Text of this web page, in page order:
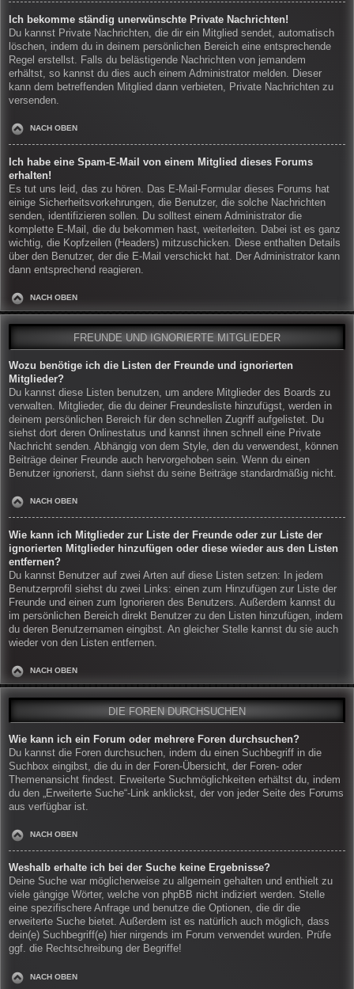
Ich bekomme ständig unerwünschte Private Nachrichten!
Du kannst Private Nachrichten, die dir ein Mitglied sendet, automatisch
löschen, indem du in deinem persönlichen Bereich eine entsprechende
Regel erstellst. Falls du belästigende Nachrichten von jemandem
erhältst, so kannst du dies auch einem Administrator melden. Dieser
kann dem betreffenden Mitglied dann verbieten, Private Nachrichten zu
versenden.
NACH OBEN
Ich habe eine Spam-E-Mail von einem Mitglied dieses Forums
erhalten!
Es tut uns leid, das zu hören. Das E-Mail-Formular dieses Forums hat
einige Sicherheitsvorkehrungen, die Benutzer, die solche Nachrichten
senden, identifizieren sollen. Du solltest einem Administrator die
komplette E-Mail, die du bekommen hast, weiterleiten. Dabei ist es ganz
wichtig, die Kopfzeilen (Headers) mitzuschicken. Diese enthalten Details
über den Benutzer, der die E-Mail verschickt hat. Der Administrator kann
dann entsprechend reagieren.
NACH OBEN
FREUNDE UND IGNORIERTE MITGLIEDER
Wozu benötige ich die Listen der Freunde und ignorierten
Mitglieder?
Du kannst diese Listen benutzen, um andere Mitglieder des Boards zu
verwalten. Mitglieder, die du deiner Freundesliste hinzufügst, werden in
deinem persönlichen Bereich für den schnellen Zugriff aufgelistet. Du
siehst dort deren Onlinestatus und kannst ihnen schnell eine Private
Nachricht senden. Abhängig von dem Style, den du verwendest, können
Beiträge deiner Freunde auch hervorgehoben sein. Wenn du einen
Benutzer ignorierst, dann siehst du seine Beiträge standardmäßig nicht.
NACH OBEN
Wie kann ich Mitglieder zur Liste der Freunde oder zur Liste der
ignorierten Mitglieder hinzufügen oder diese wieder aus den Listen
entfernen?
Du kannst Benutzer auf zwei Arten auf diese Listen setzen: In jedem
Benutzerprofil siehst du zwei Links: einen zum Hinzufügen zur Liste der
Freunde und einen zum Ignorieren des Benutzers. Außerdem kannst du
im persönlichen Bereich direkt Benutzer zu den Listen hinzufügen, indem
du deren Benutzernamen eingibst. An gleicher Stelle kannst du sie auch
wieder von den Listen entfernen.
NACH OBEN
DIE FOREN DURCHSUCHEN
Wie kann ich ein Forum oder mehrere Foren durchsuchen?
Du kannst die Foren durchsuchen, indem du einen Suchbegriff in die
Suchbox eingibst, die du in der Foren-Übersicht, der Foren- oder
Themenansicht findest. Erweiterte Suchmöglichkeiten erhältst du, indem
du den „Erweiterte Suche“-Link anklickst, der von jeder Seite des Forums
aus verfügbar ist.
NACH OBEN
Weshalb erhalte ich bei der Suche keine Ergebnisse?
Deine Suche war möglicherweise zu allgemein gehalten und enthielt zu
viele gängige Wörter, welche von phpBB nicht indiziert werden. Stelle
eine spezifischere Anfrage und benutze die Optionen, die dir die
erweiterte Suche bietet. Außerdem ist es natürlich auch möglich, dass
dein(e) Suchbegriff(e) hier nirgends im Forum verwendet wurden. Prüfe
ggf. die Rechtschreibung der Begriffe!
NACH OBEN